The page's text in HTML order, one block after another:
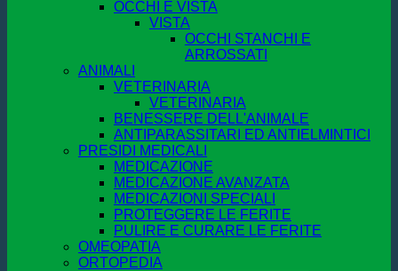
OCCHI E VISTA
VISTA
OCCHI STANCHI E
ARROSSATI
ANIMALI
VETERINARIA
VETERINARIA
BENESSERE DELL'ANIMALE
ANTIPARASSITARI ED ANTIELMINTICI
PRESIDI MEDICALI
MEDICAZIONE
MEDICAZIONE AVANZATA
MEDICAZIONI SPECIALI
PROTEGGERE LE FERITE
PULIRE E CURARE LE FERITE
OMEOPATIA
ORTOPEDIA